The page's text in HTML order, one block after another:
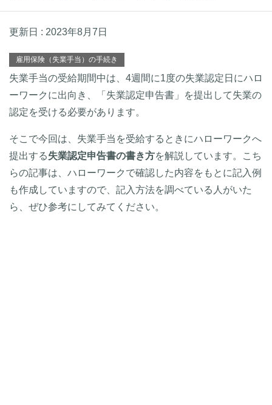
更新日 : 2023年8月7日
雇用保険（失業手当）の手続き
失業手当の受給期間中は、4週間に1度の失業認定日にハロ
ーワークに出向き、「失業認定申告書」を提出して失業の
認定を受ける必要があります。
そこで今回は、失業手当を受給するときにハローワークへ
提出する失業認定申告書の書き方を解説しています。こち
らの記事は、ハローワークで確認した内容をもとに記入例
も作成していますので、記入方法を調べている人がいた
ら、ぜひ参考にしてみてください。